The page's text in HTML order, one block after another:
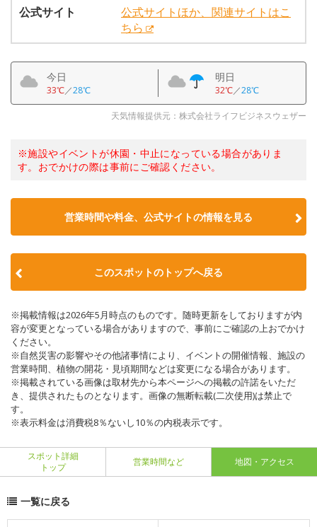
公式サイト
公式サイトほか、関連サイトはこ
ちら
今日
33℃／28℃
明日
32℃／28℃
天気情報提供元：株式会社ライフビジネスウェザー
※施設やイベントが休園・中止になっている場合がありま
す。おでかけの際は事前にご確認ください。
営業時間や料金、公式サイトの情報を見る
このスポットのトップへ戻る
※掲載情報は2026年5月時点のものです。随時更新をしておりますが内
容が変更となっている場合がありますので、事前にご確認の上おでかけ
ください。
※自然災害の影響やその他諸事情により、イベントの開催情報、施設の
営業時間、植物の開花・見頃期間などは変更になる場合があります。
※掲載されている画像は取材先から本ページへの掲載の許諾をいただ
き、提供されたものとなります。画像の無断転載(二次使用)は禁止で
す。
※表示料金は消費税8％ないし10％の内税表示です。
スポット詳細
トップ
営業時間など 地図・アクセス
一覧に戻る